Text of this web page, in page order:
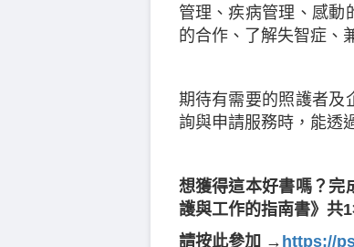
管理、疾病管理、感動
的合作、了解失智症、
期待有需要的照護者及
詢與申請服務時，能透
想獲得這本好書嗎？完
護與工作的指南書》共1
請按此參加 → https://